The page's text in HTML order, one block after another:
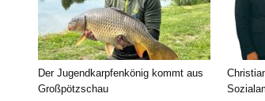
Der Jugendkarpfenkönig kommt aus
Großpötzschau